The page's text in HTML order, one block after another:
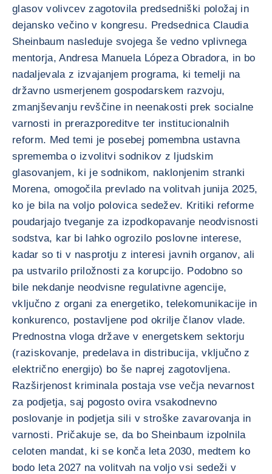
glasov volivcev zagotovila predsedniški položaj in
dejansko večino v kongresu. Predsednica Claudia
Sheinbaum nasleduje svojega še vedno vplivnega
mentorja, Andresa Manuela Lópeza Obradora, in bo
nadaljevala z izvajanjem programa, ki temelji na
državno usmerjenem gospodarskem razvoju,
zmanjševanju revščine in neenakosti prek socialne
varnosti in prerazporeditve ter institucionalnih
reform. Med temi je posebej pomembna ustavna
sprememba o izvolitvi sodnikov z ljudskim
glasovanjem, ki je sodnikom, naklonjenim stranki
Morena, omogočila prevlado na volitvah junija 2025,
ko je bila na voljo polovica sedežev. Kritiki reforme
poudarjajo tveganje za izpodkopavanje neodvisnosti
sodstva, kar bi lahko ogrozilo poslovne interese,
kadar so ti v nasprotju z interesi javnih organov, ali
pa ustvarilo priložnosti za korupcijo. Podobno so
bile nekdanje neodvisne regulativne agencije,
vključno z organi za energetiko, telekomunikacije in
konkurenco, postavljene pod okrilje članov vlade.
Prednostna vloga države v energetskem sektorju
(raziskovanje, predelava in distribucija, vključno z
električno energijo) bo še naprej zagotovljena.
Razširjenost kriminala postaja vse večja nevarnost
za podjetja, saj pogosto ovira vsakodnevno
poslovanje in podjetja sili v stroške zavarovanja in
varnosti. Pričakuje se, da bo Sheinbaum izpolnila
celoten mandat, ki se konča leta 2030, medtem ko
bodo leta 2027 na volitvah na voljo vsi sedeži v